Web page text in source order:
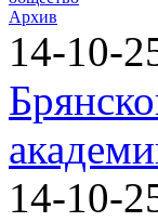
Архив
14-10-
14-10-